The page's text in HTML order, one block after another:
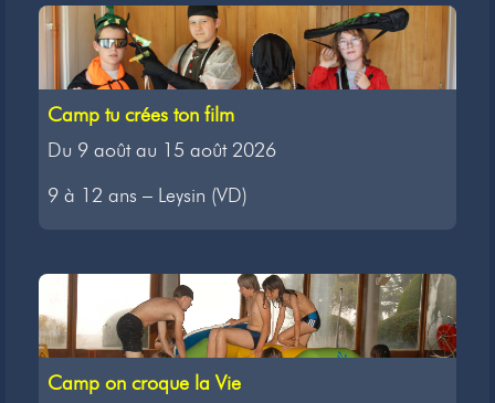
Camp tu crées ton film
Du 9 août au 15 août 2026
9 à 12 ans – Leysin (VD)
Camp on croque la Vie